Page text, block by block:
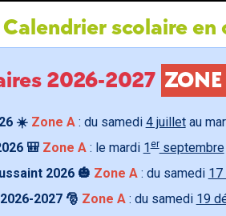
Calendrier scolaire en
2026-2027
☀️ Zone A: du samedi 4 juilletau
🎒 Zone A: le mardi 1erseptembre
2026 🎃 Zone A: du samedi 17
2027 🎅 Zone A: du samedi 19